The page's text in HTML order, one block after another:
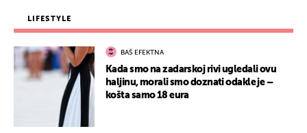
LIFESTYLE
BAŠ EFEKTNA
Kada smo na zadarskoj rivi ugledali ovu
haljinu, morali smo doznati odakle je –
košta samo 18 eura